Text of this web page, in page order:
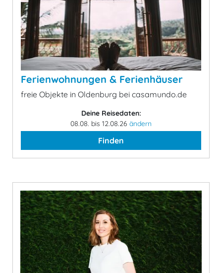
Ferienwohnungen & Ferienhäuser
freie Objekte in Oldenburg bei casamundo.de
Deine Reisedaten:
08.08. bis 12.08.26 ändern
Finden